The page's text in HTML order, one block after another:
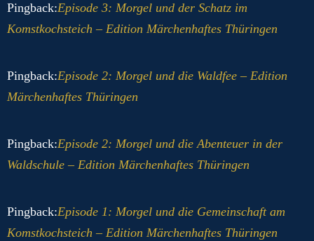
Pingback:Episode 3: Morgel und der Schatz im
Komstkochsteich – Edition Märchenhaftes Thüringen
Pingback:Episode 2: Morgel und die Waldfee – Edition
Märchenhaftes Thüringen
Pingback:Episode 2: Morgel und die Abenteuer in der
Waldschule – Edition Märchenhaftes Thüringen
Pingback:Episode 1: Morgel und die Gemeinschaft am
Komstkochsteich – Edition Märchenhaftes Thüringen